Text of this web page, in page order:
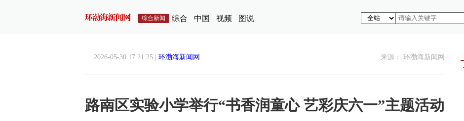
综合新闻 综合 中国 视频 图说
2026-05-30 17:21:25 | 环渤海新闻网 来源： 环渤海新闻网
路南区实验小学举行“书香润童心 艺彩庆六一”主题活动